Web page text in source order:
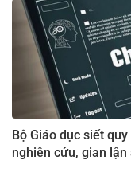
Bộ Giáo dục siết
nghiên cứu, gian lận